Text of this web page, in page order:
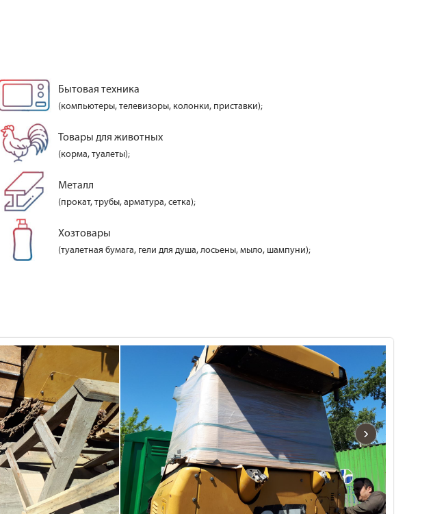
Бытовая техника
(компьютеры, телевизоры, колонки, приставки);
Товары для животных
(корма, туалеты);
Металл
(прокат, трубы, арматура, сетка);
Хозтовары
(туалетная бумага, гели для душа, лосьены, мыло, шампуни);
›